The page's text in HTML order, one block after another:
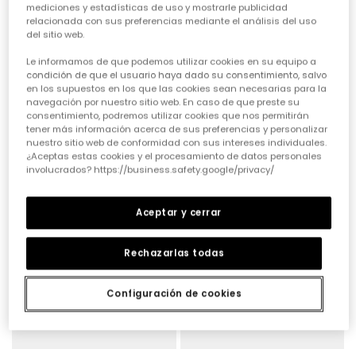
Bermudas azul marino
15,95 €
Bermudes punt negre
15,95 €
mediciones y estadísticas de uso y mostrarle publicidad
relacionada con sus preferencias mediante el análisis del uso
del sitio web.
Le informamos de que podemos utilizar cookies en su equipo a
condición de que el usuario haya dado su consentimiento, salvo
en los supuestos en los que las cookies sean necesarias para la
navegación por nuestro sitio web. En caso de que preste su
consentimiento, podremos utilizar cookies que nos permitirán
tener más información acerca de sus preferencias y personalizar
nuestro sitio web de conformidad con sus intereses individuales.
¿Aceptas estas cookies y el procesamiento de datos personales
involucrados? https://business.safety.google/privacy/
Configuración de cookies
Rechazarlas todas
Aceptar y cerrar